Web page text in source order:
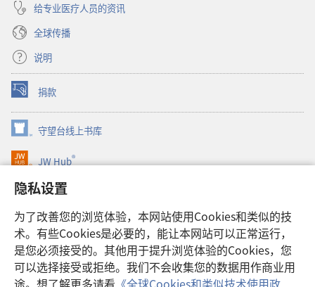
隐私设置
为了改善您的浏览体验，本网站使用Cookies和类似的技
术。有些Cookies是必要的，能让本网站可以正常运行，
是您必须接受的。其他用于提升浏览体验的Cookies，您
可以选择接受或拒绝。我们不会收集您的数据用作商业用
途。想了解更多请看 《全球Cookies和类似技术使用政
给专业医疗人员的资讯
全球传播
说明
捐款
（打
开
新
窗
口）
守望台线上书库
（打
开
新
口）
JW Hub®
（打
开
新
口）
JW Library®
Watchtower Library